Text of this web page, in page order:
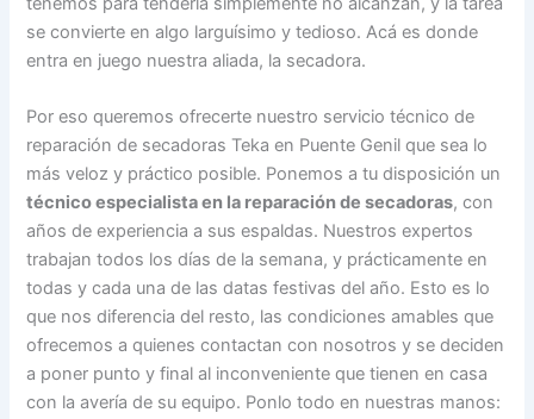
se convierte en algo larguísimo y tedioso. Acá es donde
entra en juego nuestra aliada, la secadora.
Por eso queremos ofrecerte nuestro servicio técnico de
reparación de secadoras Teka en Puente Genil que sea lo
más veloz y práctico posible. Ponemos a tu disposición un
técnico especialista en la reparación de secadoras, con
años de experiencia a sus espaldas. Nuestros expertos
trabajan todos los días de la semana, y prácticamente en
todas y cada una de las datas festivas del año. Esto es lo
que nos diferencia del resto, las condiciones amables que
ofrecemos a quienes contactan con nosotros y se deciden
a poner punto y final al inconveniente que tienen en casa
con la avería de su equipo. Ponlo todo en nuestras manos: